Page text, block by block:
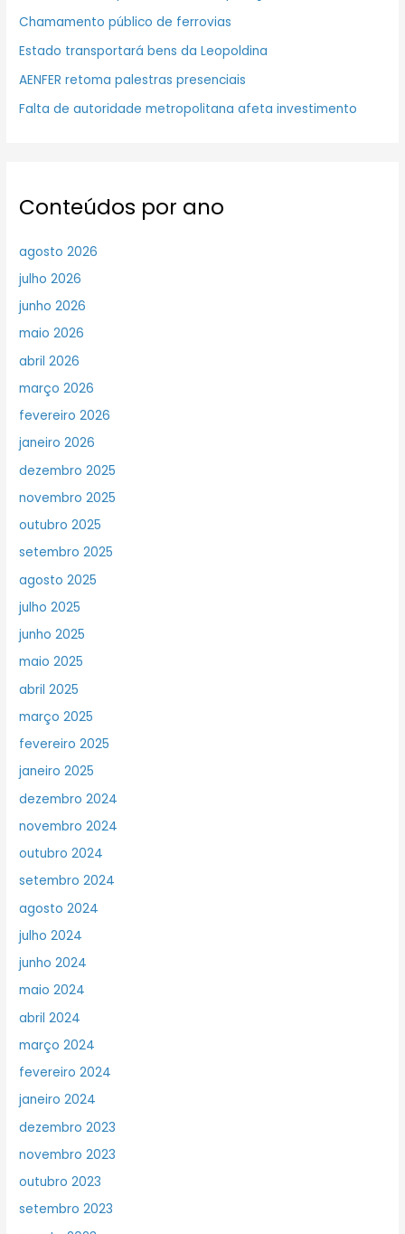
Chamamento público de ferrovias
Estado transportará bens da Leopoldina
AENFER retoma palestras presenciais
Falta de autoridade metropolitana afeta investimento
Conteúdos por ano
agosto 2026
julho 2026
junho 2026
maio 2026
abril 2026
março 2026
fevereiro 2026
janeiro 2026
dezembro 2025
novembro 2025
outubro 2025
setembro 2025
agosto 2025
julho 2025
junho 2025
maio 2025
abril 2025
março 2025
fevereiro 2025
janeiro 2025
dezembro 2024
novembro 2024
outubro 2024
setembro 2024
agosto 2024
julho 2024
junho 2024
maio 2024
abril 2024
março 2024
fevereiro 2024
janeiro 2024
dezembro 2023
novembro 2023
outubro 2023
setembro 2023